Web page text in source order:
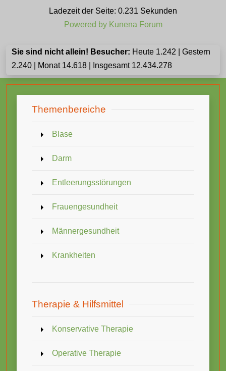
Ladezeit der Seite: 0.231 Sekunden
Powered by Kunena Forum
Sie sind nicht allein! Besucher: Heute 1.242 | Gestern
2.240 | Monat 14.618 | Insgesamt 12.434.278
Themenbereiche
Blase
Darm
Entleerungsstörungen
Frauengesundheit
Männergesundheit
Krankheiten
Therapie & Hilfsmittel
Konservative Therapie
Operative Therapie